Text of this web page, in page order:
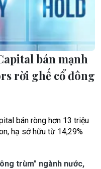
bán mạnh
rời ghế cổ đông
bán ròng hơn 13 triệu
hạ sở hữu từ 14,29%
trùm" ngành nước,